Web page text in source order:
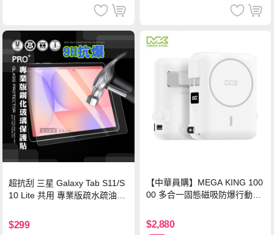
超抗刮 三星 Galaxy Tab S11/S
10 Lite 共用 專業版疏水疏油9H
$299
【中華員購】MEGA KING 100
00 多合一固態磁吸防爆行動電
$2,880